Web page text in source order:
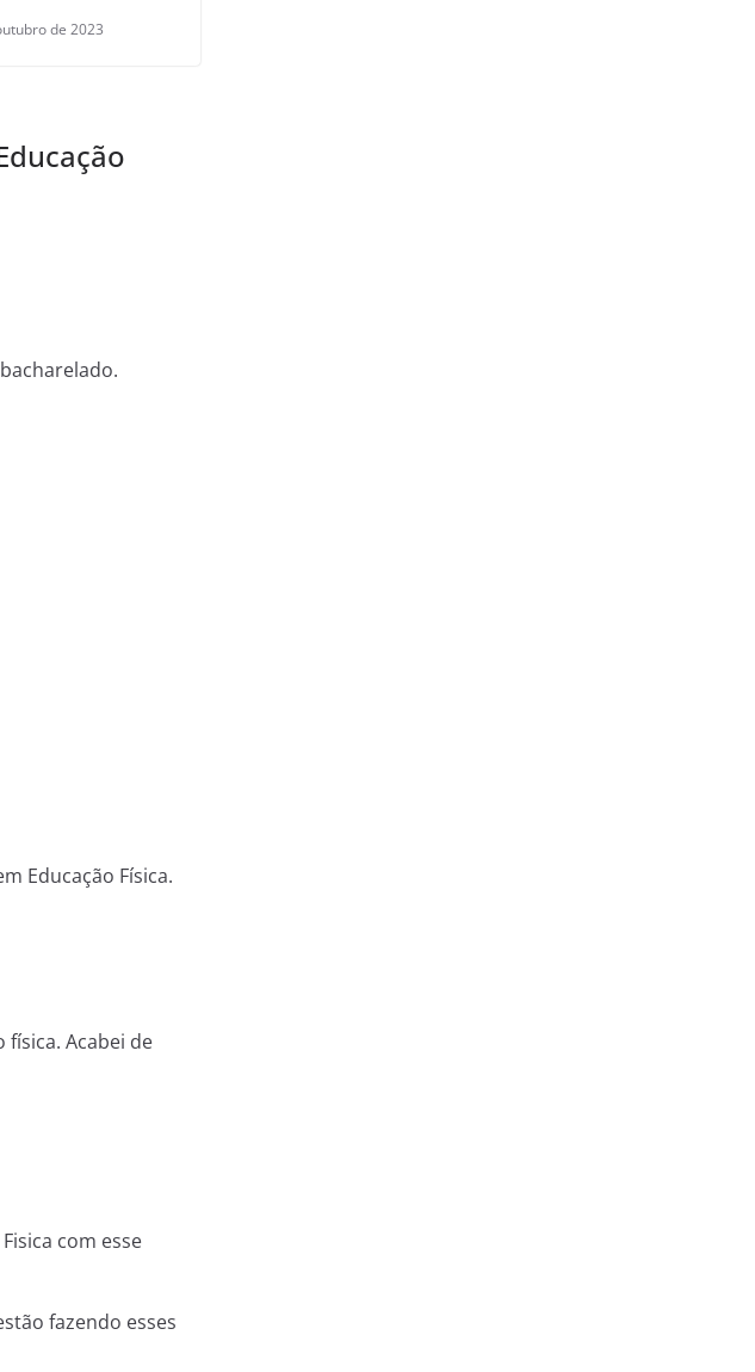
de 2023
Educação Física.
Acabei de
com esse
fazendo esses